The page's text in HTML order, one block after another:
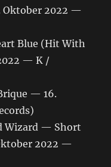
Oktober 2022 —
Blue (Hit With
— K /
— 16.
Wizard — Short
2022 —